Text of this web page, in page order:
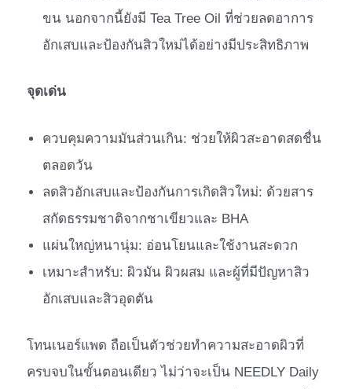
ขน นอกจากนี้ยังมี Tea Tree Oil ที่ช่วยลดอาการ
อักเสบและป้องกันสิวใหม่ได้อย่างมีประสิทธิภาพ
จุดเด่น
ควบคุมความมันส่วนเกิน: ช่วยให้ผิวสะอาดสดชื่น
ตลอดวัน
ลดสิวอักเสบและป้องกันการเกิดสิวใหม่: ด้วยสาร
สกัดธรรมชาติจากชาเขียวและ BHA
แผ่นใหญ่หนานุ่ม: อ่อนโยนและใช้งานสะดวก
เหมาะสำหรับ: ผิวมัน ผิวผสม และผู้ที่มีปัญหาสิว
อักเสบและสิวอุดตัน
โทนเนอร์แพด ถือเป็นตัวช่วยทำความสะอาดผิวที่
ครบจบในขั้นตอนเดียว ไม่ว่าจะเป็น NEEDLY Daily